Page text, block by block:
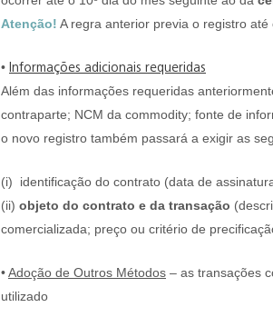
Atenção! A regra anterior previa o registro
• Informações adicionais requeridas
Além das informações requeridas
contraparte; NCM da commodity; fonte de
o novo registro também passará a exigir as
(i) identificação do contrato (data de
(ii) objeto do contrato e da transação
comercializada; preço ou critério de
•Adoção de Outros Métodos – as transações
utilizado